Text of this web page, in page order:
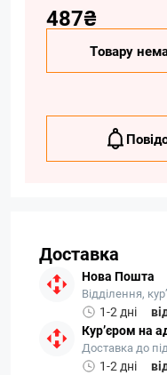
487₴
Товару
Доставка
Нова Пошта
Відділення,
1-2 дні
Кур’єром на
Доставка до
1-2 дні